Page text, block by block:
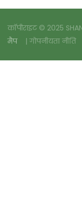
कॉपीराइट © 2025
मैप
| गोपनीयता नीति